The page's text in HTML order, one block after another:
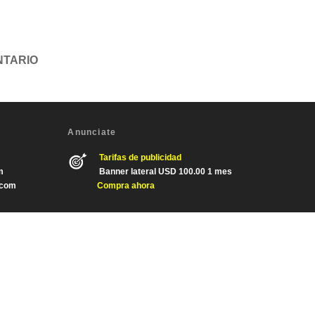
Anunciate
Tarifas de publicidad
Banner lateral USD 100.00 1 mes
Compra ahora